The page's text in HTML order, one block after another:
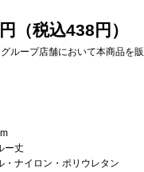
（税込438円）
ループ店舗において本商品を
ー丈
ナイロン・ポリウレタン